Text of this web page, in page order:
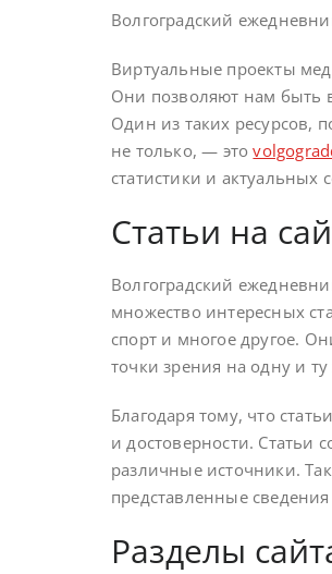
Волгоградский
Виртуальные проекты
Они позволяют нам быть
Один из таких ресурсов,
не только, — это
статистики и актуальных
Статьи на
Волгоградский
множество интересных
спорт и многое другое.
точки зрения на одну и
Благодаря тому, что
и достоверности. Статьи
различные источники.
представленные
Разделы